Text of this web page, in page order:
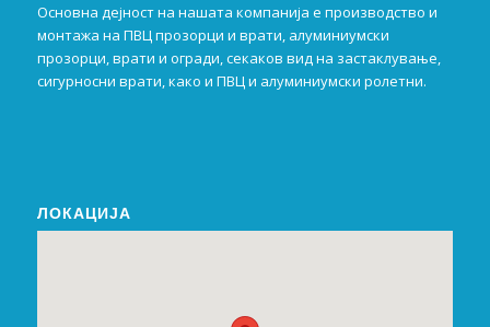
Основна дејност на нашата компанија е производство и
монтажа на ПВЦ прозорци и врати, алуминиумски
прозорци, врати и огради, секаков вид на застаклување,
сигурносни врати, како и ПВЦ и алуминиумски ролетни.
ЛОКАЦИЈА